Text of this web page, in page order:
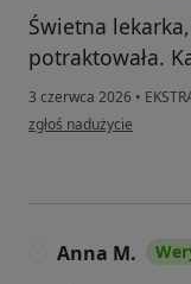
Świetna
potraktowała.
3 czerwca 2026 •
w opinii użytkownika
zgłoś nadużycie
Anna M.